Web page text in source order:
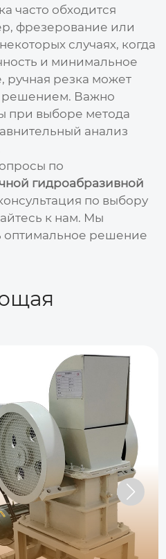
часто обходится
фрезерование или
случаях, когда
и минимальное
ручная резка может
решением. Важно
при выборе метода
анализ
по
гидроабразивной
по выбору
к нам. Мы
решение